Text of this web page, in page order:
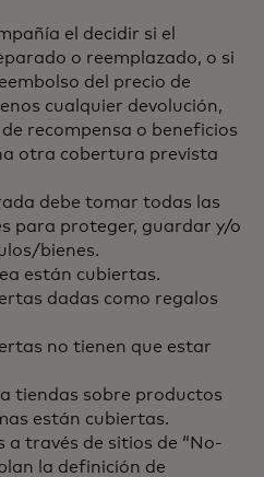
el decidir si el
o reemplazado, o si
del precio de
cualquier devolución,
recompensa o beneficios
otra cobertura prevista
debe tomar todas las
para proteger, guardar y/o
bienes.
están cubiertas.
dadas como regalos
no tienen que estar
tiendas sobre productos
están cubiertas.
a través de sitios de “No-
la definición de